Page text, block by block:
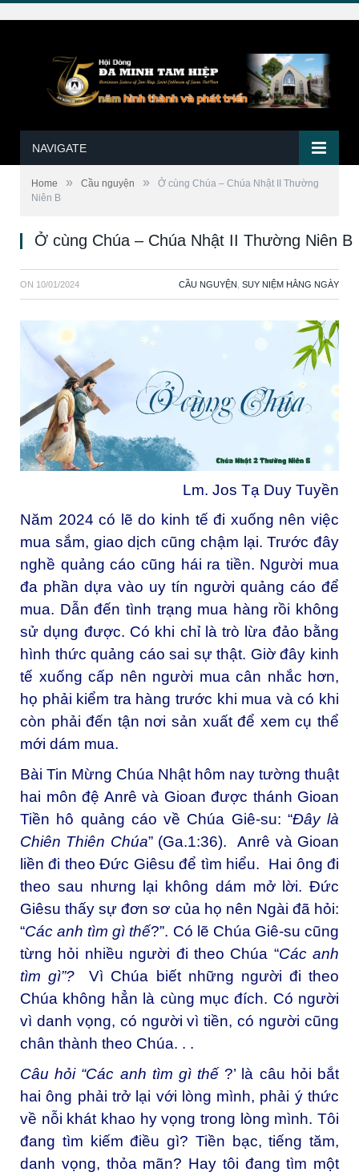
NAVIGATE
Home » Cầu nguyện »
Ở cùng Chúa – Chúa Nhật II Thường
Niên B
Ở cùng Chúa – Chúa Nhật II Thường Niên B
ON 10/01/2024 CẦU NGUYỆN SUY NIỆM HẰNG NGÀY
Lm. Jos Tạ Duy Tuyền
Năm 2024 có lẽ do kinh tế đi xuống nên việc
mua sắm, giao dịch cũng chậm lại. Trước đây
nghề quảng cáo cũng hái ra tiền. Người mua
đa phần dựa vào uy tín người quảng cáo để
mua. Dẫn đến tình trạng mua hàng rồi không
sử dụng được. Có khi chỉ là trò lừa đảo bằng
hình thức quảng cáo sai sự thật. Giờ đây kinh
tế xuống cấp nên người mua cân nhắc hơn,
họ phải kiểm tra hàng trước khi mua và có khi
còn phải đến tận nơi sản xuất để xem cụ thể
mới dám mua.
Bài Tin Mừng Chúa Nhật hôm nay tường thuật
hai môn đệ Anrê và Gioan được thánh Gioan
Tiền hô quảng cáo về Chúa Giê-su: “Ðây là
Chiên Thiên Chúa” (Ga.1:36). Anrê và Gioan
liền đi theo Đức Giêsu để tìm hiểu. Hai ông đi
theo sau nhưng lại không dám mở lời. Ðức
Giêsu thấy sự đơn sơ của họ nên Ngài đã hỏi:
“Các anh tìm gì thế?”. Có lẽ Chúa Giê-su cũng
từng hỏi nhiều người đi theo Chúa “Các anh
tìm gì”?
Vì Chúa biết những người đi theo
Chúa không hẳn là cùng mục đích. Có người
vì danh vọng, có người vì tiền, có người cũng
chân thành theo Chúa. . .
Câu hỏi “Các anh tìm gì thế ?’ là câu hỏi bắt
hai ông phải trở lại với lòng mình, phải ý thức
về nỗi khát khao hy vọng trong lòng mình. Tôi
đang tìm kiếm điều gì? Tiền bạc, tiếng tăm,
danh vọng, thỏa mãn? Hay tôi đang tìm một